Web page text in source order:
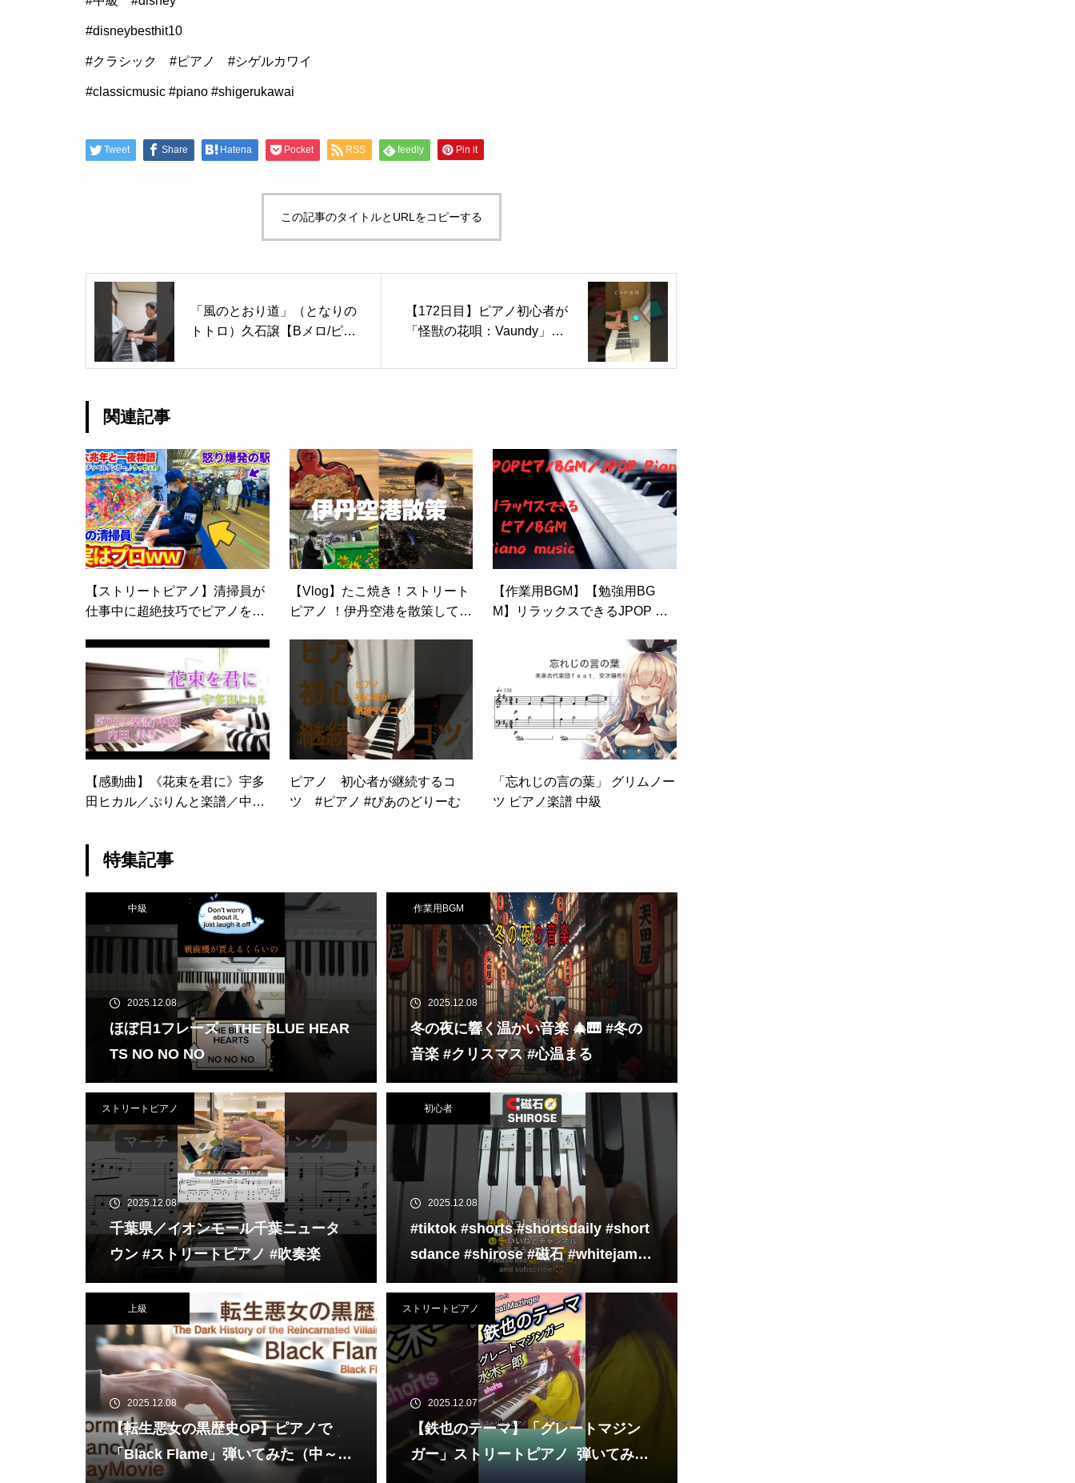
#disneybesthit10
#クラシック #ピアノ #シゲルカワイ
#classicmusic #piano #shigerukawai
Tweet Share Hatena Pocket RSS feedly Pin it
この記事のタイトルとURLをコピーする
「風のとおり道」（となりの
トトロ）久石譲【Bメロ/ピア
久石譲 #ピアノ初心者
【172日目】ピアノ初心者が
「怪獣の花唄：Vaundy」弾
関連記事
【ストリートピアノ】清掃員が
仕事中に超絶技巧でピアノを弾
まう byよみぃ【ドッキリ】（♪
六兆年と一夜物語,♪拝啓ドッペ
ルゲンガー,♪うっせぇわ）
【Vlog】たこ焼き！ストリート
ピアノ ！伊丹空港を散策してみ
【作業用BGM】【勉強用BG
M】リラックスできるJPOP OS
睡眠 /JPOP Piano ost music
【感動曲】《花束を君に》宇多
田ヒカル／ぷりんと楽譜／中級
／弾いてみた
ピアノ 初心者が継続するコ
ツ #ピアノ #ぴあのどりーむ
「忘れじの言の葉」 グリムノー
ツ ピアノ楽譜 中級
特集記事
中級
2025.12.08
ほぼ日1フレーズ THE BLUE HEAR
TS NO NO NO
作業用BGM
2025.12.08
冬の夜に響く温かい音楽 🎄🎹 #冬の
音楽 #クリスマス #心温まる
ストリートピアノ
2025.12.08
千葉県／イオンモール千葉ニュータ
ウン #ストリートピアノ #吹奏楽
初心者
2025.12.08
#tiktok #shorts #shortsdaily #short
sdance #shirose #磁石 #whitejam #
ピアノ初心者 #ピアノレッスン #pian
o #ピアノ
上級
2025.12.08
【転生悪女の黒歴史OP】ピアノで
「Black Flame」弾いてみた（中～上
級）【The Dark History of the Rein
ストリートピアノ
2025.12.07
【鉄也のテーマ】「グレートマジン
ガー」ストリートピアノ 弾いてみた